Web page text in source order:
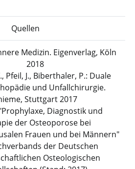
Quellen
Medizin. Eigenverlag, Köln
2018
Pfeil, J., Biberthaler, P.: Duale
und Unfallchirurgie.
Stuttgart 2017
Diagnostik und
der Osteoporose bei
Frauen und bei Männern"
der Deutschen
Osteologischen